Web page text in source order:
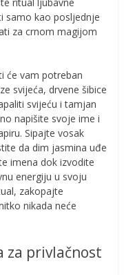
ritual ljubavne
samo kao posljednje
za crnom magijom
će vam potreban
svijeća, drvene šibice
svijeću i tamjan
napišite svoje ime i
Sipajte vosak
da dim jasmina uđe
imena dok izvodite
energiju u svoju
zakopajte
nikada neće
za privlačnost